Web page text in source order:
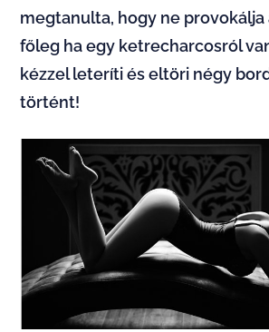
megtanulta, hogy ne provokálja
főleg ha egy ketrecharcosról
kézzel leteríti és eltöri négy
történt!